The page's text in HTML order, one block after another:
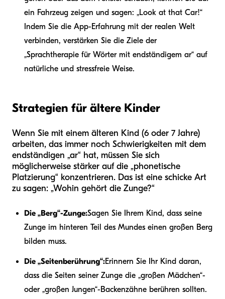
ein Fahrzeug zeigen und sagen: „Look at that Car!“
Indem Sie die App-Erfahrung mit der realen Welt
verbinden, verstärken Sie die Ziele der
„Sprachtherapie für Wörter mit endständigem ar“ auf
natürliche und stressfreie Weise.
Strategien für ältere Kinder
Wenn Sie mit einem älteren Kind (6 oder 7 Jahre)
arbeiten, das immer noch Schwierigkeiten mit dem
endständigen „ar“ hat, müssen Sie sich
möglicherweise stärker auf die „phonetische
Platzierung“ konzentrieren. Das ist eine schicke Art
zu sagen: „Wohin gehört die Zunge?“
Die „Berg“-Zunge:Sagen Sie Ihrem Kind, dass seine
Zunge im hinteren Teil des Mundes einen großen Berg
bilden muss.
Die „Seitenberührung“:Erinnern Sie Ihr Kind daran,
dass die Seiten seiner Zunge die „großen Mädchen“-
oder „großen Jungen“-Backenzähne berühren sollten.